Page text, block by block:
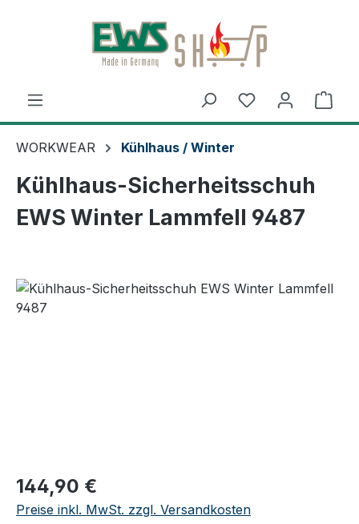
Zum Hauptinhalt springen
WORKWEAR Kühlhaus / Winter
Kühlhaus-Sicherheitsschuh
EWS Winter Lammfell 9487
Regulärer Preis:
144,90 €
Preise inkl. MwSt. zzgl. Versandkosten